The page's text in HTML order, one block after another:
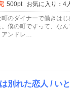
500pt
お気に入り：4
町のダイナーで働きは
。僕の町ですって、な
アンドレ…
別れた恋人 / い